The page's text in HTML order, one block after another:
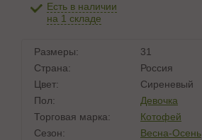
Есть в наличии
на 1 складе
Размеры:
31
Страна:
Россия
Цвет:
Сиреневый
Пол:
Девочка
Торговая марка:
Котофей
Сезон:
Весна-Осень